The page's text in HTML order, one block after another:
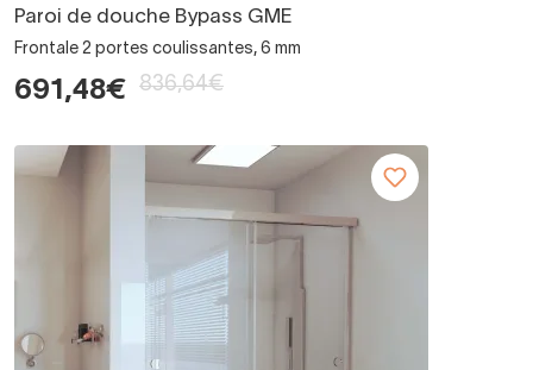
Paroi de douche Bypass GME
Frontale 2 portes coulissantes, 6 mm
691,48€ 836,64€